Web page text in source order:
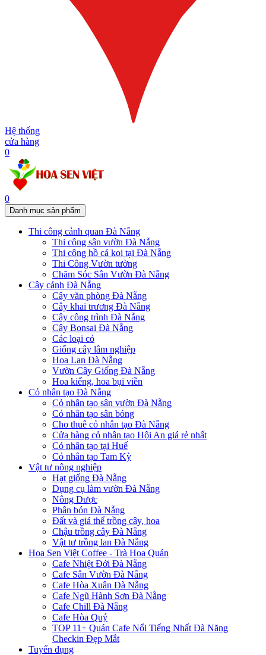
Hệ thống
cửa hàng
0
0
Danh mục sản phẩm
Thi công cảnh quan Đà Nẵng
Thi công sân vườn Đà Nẵng
Thi công hồ cá koi tại Đà Nẵng
Thi Công Vườn tường
Chăm Sóc Sân Vườn Đà Nẵng
Cây cảnh Đà Nẵng
Cây văn phòng Đà Nẵng
Cây khai trương Đà Nẵng
Cây công trình Đà Nẵng
Cây Bonsai Đà Nẵng
Các loại cỏ
Giống cây lâm nghiệp
Hoa Lan Đà Nẵng
Vườn Cây Giống Đà Nẵng
Hoa kiểng, hoa bụi viền
Cỏ nhân tạo Đà Nẵng
Cỏ nhân tạo sân vườn Đà Nẵng
Cỏ nhân tạo sân bóng
Cho thuê cỏ nhân tạo Đà Nẵng
Cửa hàng cỏ nhân tạo Hội An giá rẻ nhất
Cỏ nhân tạo tại Huế
Cỏ nhân tạo Tam Kỳ
Vật tư nông nghiệp
Hạt giống Đà Nẵng
Dụng cụ làm vườn Đà Nẵng
Nông Dược
Phân bón Đà Nẵng
Đất và giá thể trồng cây, hoa
Chậu trồng cây Đà Nẵng
Vật tư trồng lan Đà Nẵng
Hoa Sen Việt Coffee - Trà Hoa Quán
Cafe Nhiệt Đới Đà Nẵng
Cafe Sân Vườn Đà Nẵng
Cafe Hòa Xuân Đà Nẵng
Cafe Ngũ Hành Sơn Đà Nẵng
Cafe Chill Đà Nẵng
Cafe Hòa Quý
TOP 11+ Quán Cafe Nổi Tiếng Nhất Đà Năng
Checkin Đẹp Mắt
Tuyển dụng